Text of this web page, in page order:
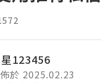
123456
於 2025.02.23